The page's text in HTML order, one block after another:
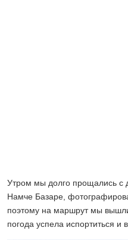
Утром мы долго прощались с
Намче Базаре,
поэтому на маршрут мы
погода успела испортиться и